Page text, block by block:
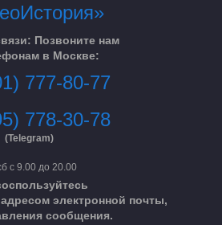
Позвоните нам
в Москве:
777-80-77
778-30-78
(Telegram)
с 9.00 до 20.00
электронной почты,
сообщения.